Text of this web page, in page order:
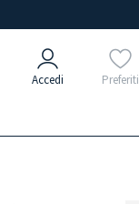
Accedi Preferiti